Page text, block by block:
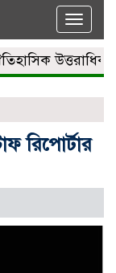
Toggle
রিপোর্টার